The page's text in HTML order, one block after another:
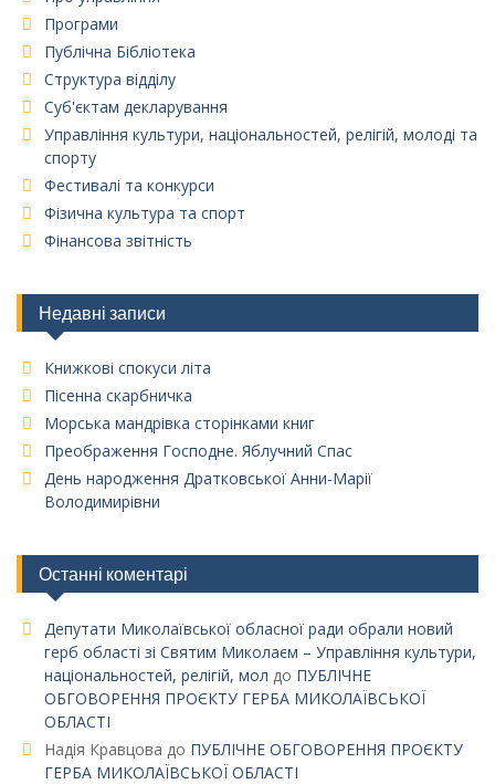
Програми
Публічна Бібліотека
Структура відділу
Суб'єктам декларування
Управління культури, національностей, релігій, молоді та
спорту
Фестивалі та конкурси
Фізична культура та спорт
Фінансова звітність
Недавні записи
Книжкові спокуси літа
Пісенна скарбничка
Морська мандрівка сторінками книг
Преображення Господне. Яблучний Спас
День народження Дратковської Анни-Марії
Володимирівни
Останні коментарі
Депутати Миколаївської обласної ради обрали новий
герб області зі Святим Миколаєм – Управління культури,
національностей, релігій, мол до ПУБЛІЧНЕ
ОБГОВОРЕННЯ ПРОЄКТУ ГЕРБА МИКОЛАЇВСЬКОЇ
ОБЛАСТІ
Надія Кравцова до ПУБЛІЧНЕ ОБГОВОРЕННЯ ПРОЄКТУ
ГЕРБА МИКОЛАЇВСЬКОЇ ОБЛАСТІ